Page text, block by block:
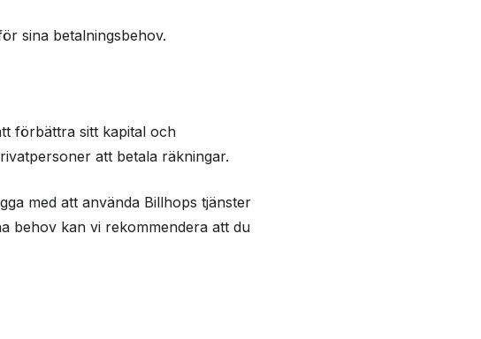
sina betalningsbehov.
förbättra sitt kapital och
att betala räkningar.
med att använda Billhops tjänster
behov kan vi rekommendera att du